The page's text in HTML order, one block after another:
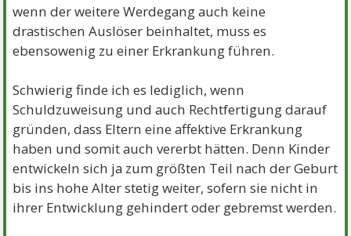
wenn der weitere Werdegang auch keine
drastischen Auslöser beinhaltet, muss es
ebensowenig zu einer Erkrankung führen.
Schwierig finde ich es lediglich, wenn
Schuldzuweisung und auch Rechtfertigung darauf
gründen, dass Eltern eine affektive Erkrankung
haben und somit auch vererbt hätten. Denn Kinder
entwickeln sich ja zum größten Teil nach der Geburt
bis ins hohe Alter stetig weiter, sofern sie nicht in
ihrer Entwicklung gehindert oder gebremst werden.